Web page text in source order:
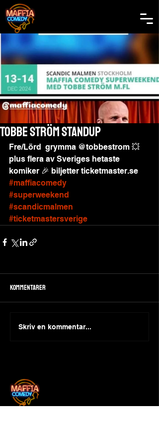
Tobbe Ström Standup
Fre/Lörd  grymma @tobbestrom 💥
plus flera av Sveriges hetaste
komiker 🎉 biljetter ticketmaster.se
#maffiacomedy
#superweekend
#scandicmalmen
#ticketmastersverige
Kommentarer
Skriv en kommentar...